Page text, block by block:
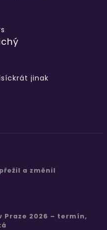
jinak
a změnil
Praze 2026 – termín,